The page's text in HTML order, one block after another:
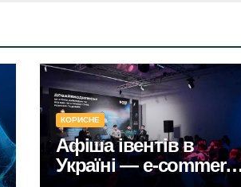
КОРИСНЕ
Афіша івентів в
Україні — e-